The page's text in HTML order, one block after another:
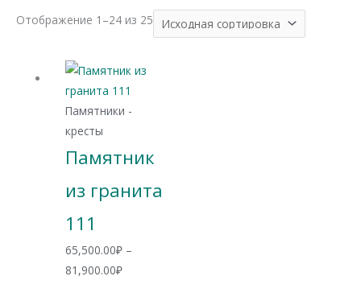
Отображение 1–24 из 25
Памятники -
кресты
Памятник
из гранита
111
65,500.00₽ –
81,900.00₽Диапазон